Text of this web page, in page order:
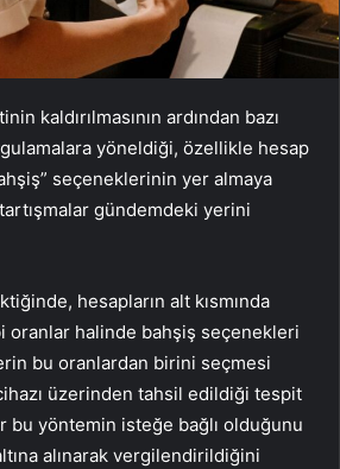
kaldırılmasının ardından bazı
yöneldiği, özellikle hesap
seçeneklerinin yer almaya
gündemdeki yerini
hesapların alt kısmında
oranlar halinde bahşiş seçenekleri
bu oranlardan birini seçmesi
üzerinden tahsil edildiği tespit
bu yöntemin isteğe bağlı olduğunu
alınarak vergilendirildiğini